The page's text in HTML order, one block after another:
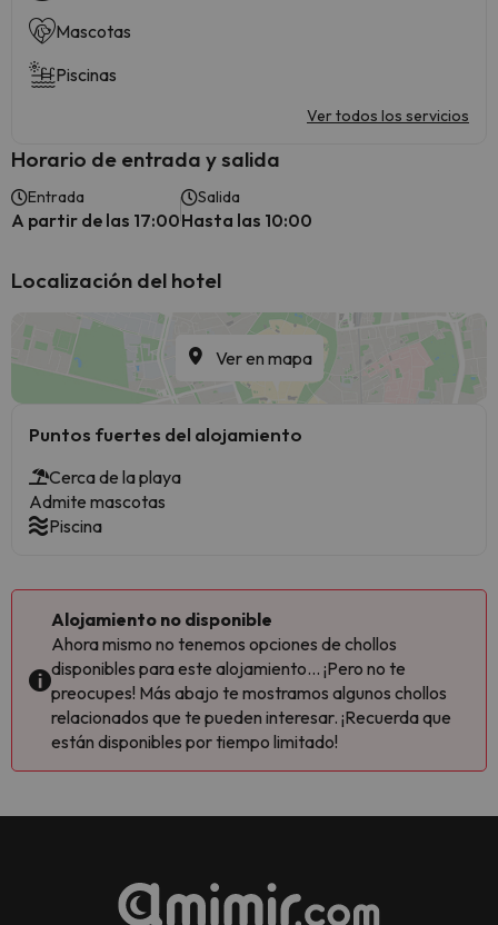
Mascotas
Piscinas
Ver todos los servicios
Horario de entrada y salida
Entrada
A partir de las 17:00
Salida
Hasta las 10:00
Localización del hotel
Ver en mapa
Puntos fuertes del alojamiento
Cerca de la playa
Admite mascotas
Piscina
Alojamiento no disponible
Ahora mismo no tenemos opciones de chollos
disponibles para este alojamiento... ¡Pero no te
preocupes! Más abajo te mostramos algunos chollos
relacionados que te pueden interesar. ¡Recuerda que
están disponibles por tiempo limitado!